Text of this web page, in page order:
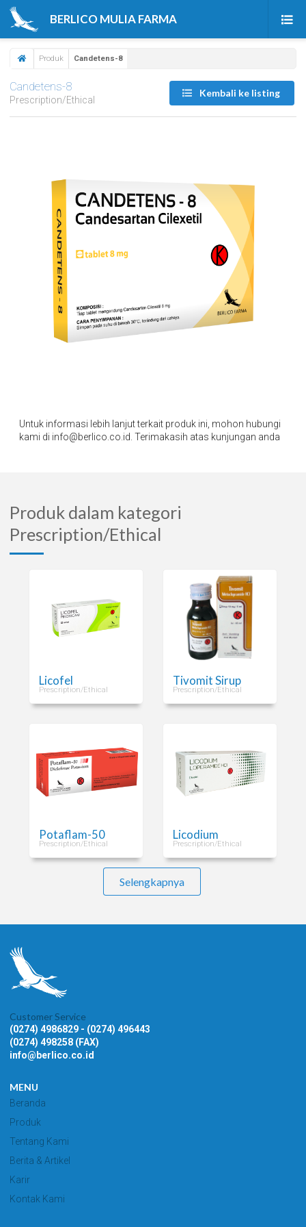
BERLICO MULIA FARMA
Produk
Tentang Kami
Kontak Kami
Produk Candetens-8
Candetens-8
Prescription/Ethical
Kembali ke listing
Untuk informasi lebih lanjut terkait produk ini, mohon hubungi
kami di info@berlico.co.id. Terimakasih atas kunjungan anda
Produk dalam kategori
Prescription/Ethical
Licofel
Prescription/Ethical
Tivomit Sirup
Prescription/Ethical
Potaflam-50
Prescription/Ethical
Licodium
Prescription/Ethical
Selengkapnya
Customer Service
(0274) 4986829 - (0274) 496443
(0274) 498258 (FAX)
info@berlico.co.id
MENU
Beranda
Produk
Tentang Kami
Berita & Artikel
Karir
Kontak Kami